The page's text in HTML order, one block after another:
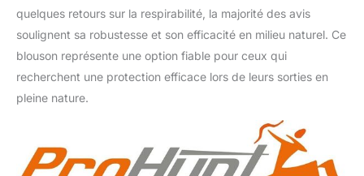
quelques retours sur la respirabilité, la majorité des avis
soulignent sa robustesse et son efficacité en milieu naturel. Ce
blouson représente une option fiable pour ceux qui
recherchent une protection efficace lors de leurs sorties en
pleine nature.